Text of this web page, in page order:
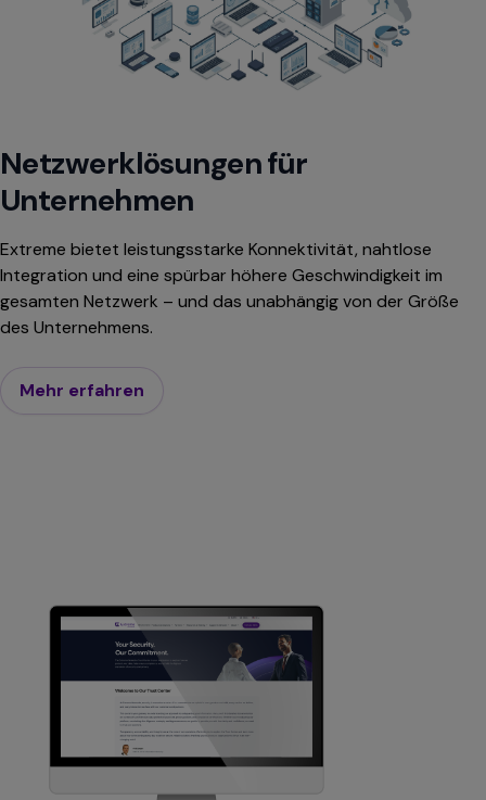
Netzwerklösungen für
Unternehmen
Extreme bietet leistungsstarke Konnektivität, nahtlose
Integration und eine spürbar höhere Geschwindigkeit im
gesamten Netzwerk – und das unabhängig von der Größe
des Unternehmens.
Mehr erfahren